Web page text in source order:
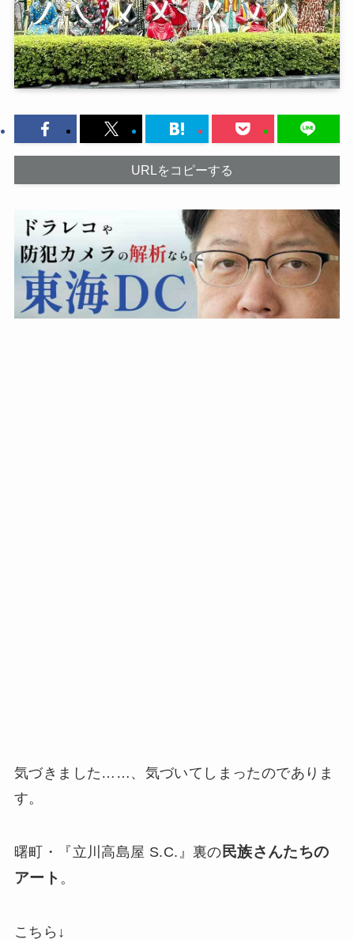
URLをコピーする
気づきました……、気づいてしまったのでありま
す。
曙町・『立川高島屋 S.C.』裏の民族さんたちの
アート 。
こちら↓